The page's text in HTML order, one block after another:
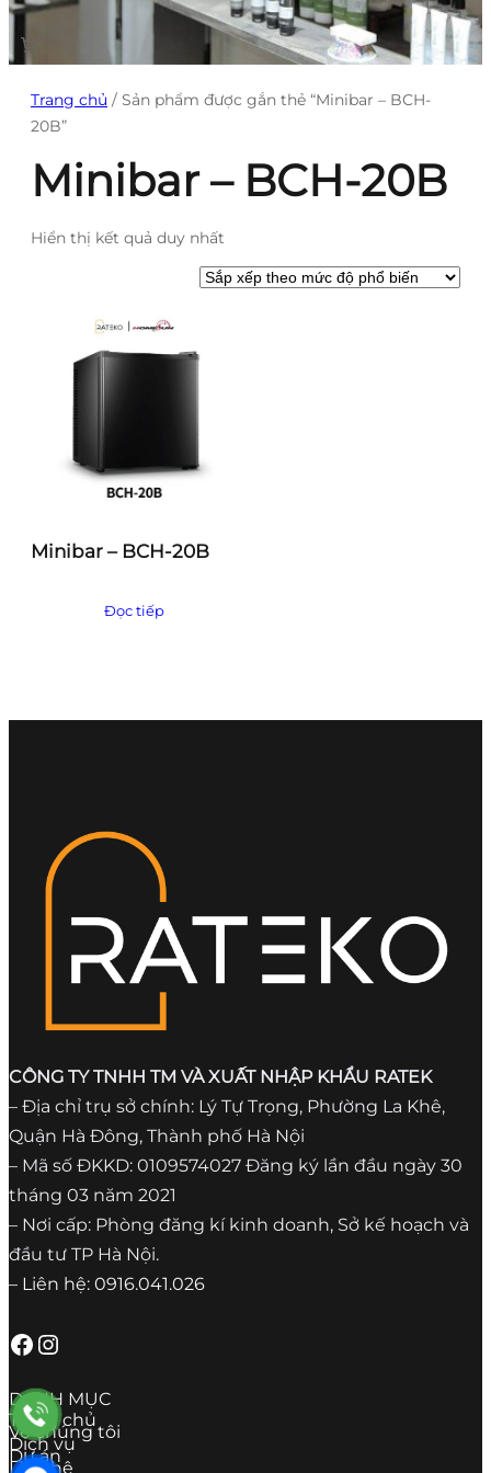
Trang chủ / Sản phẩm được gắn thẻ “Minibar – BCH-
20B”
Minibar – BCH-20B
Hiển thị kết quả duy nhất
Minibar – BCH-20B
Đọc tiếp
CÔNG TY TNHH TM VÀ XUẤT NHẬP KHẨU RATEK
– Địa chỉ trụ sở chính: Lý Tự Trọng, Phường La Khê,
Quận Hà Đông, Thành phố Hà Nội
– Mã số ĐKKD: 0109574027 Đăng ký lần đầu ngày 30
tháng 03 năm 2021
– Nơi cấp: Phòng đăng kí kinh doanh, Sở kế hoạch và
đầu tư TP Hà Nội.
– Liên hệ: 0916.041.026
Facebook Instagram
DANH MỤC
Trang chủ
Về chúng tôi
Dịch vụ
Dự án
Liên hệ